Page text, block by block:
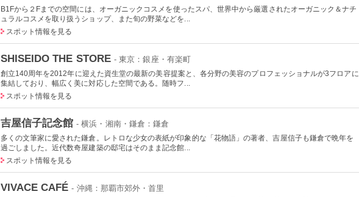
B1Fから２Fまでの空間には、オーガニックコスメを使ったスパ、世界中から厳選されたオーガニック＆ナチ
ュラルコスメを取り扱うショップ、また旬の野菜などを...
スポット情報を見る
SHISEIDO THE STORE - 東京：銀座・有楽町
創立140周年を2012年に迎えた資生堂の最新の美容提案と、各分野の美容のプロフェッショナルが3フロアに
集結しており、幅広く美に対応した空間である。随時フ...
スポット情報を見る
吉屋信子記念館 - 横浜・湘南・鎌倉：鎌倉
多くの文筆家に愛された鎌倉。レトロな少女の表紙が印象的な「花物語」の著者、吉屋信子も鎌倉で晩年を
過ごしました。近代数奇屋建築の邸宅はそのまま記念館...
スポット情報を見る
VIVACE CAFÉ - 沖縄：那覇市郊外・首里